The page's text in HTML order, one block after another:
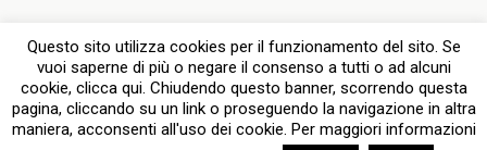
Dispositivo Portatile Pc Desktop
Questo sito utilizza cookies per il funzionamento del sito. Se
vuoi saperne di più o negare il consenso a tutti o ad alcuni
cookie, clicca qui. Chiudendo questo banner, scorrendo questa
pagina, cliccando su un link o proseguendo la navigazione in altra
maniera, acconsenti all'uso dei cookie. Per maggiori informazioni